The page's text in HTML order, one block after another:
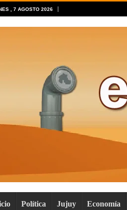
, 7 AGOSTO 2026
Política Jujuy Economía